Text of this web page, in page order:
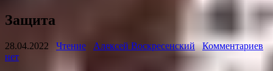
Защита
28.04.2022 Чтение Алексей Воскресенский
Комментариев
нет